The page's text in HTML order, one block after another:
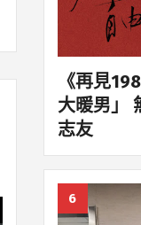
《再見
大暖男」
志友